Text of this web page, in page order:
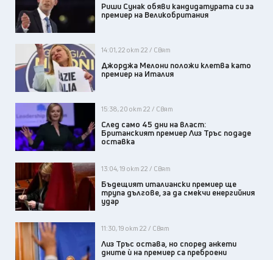
Риши Сунак обяви кандидатурата си за
премиер на Великобритания
14:01, 22 окт 22 / Свят
Джорджа Мелони положи клетва като
премиер на Италия
15:38, 20 окт 22 / Свят
След само 45 дни на власт:
Британският премиер Лиз Тръс подаде
оставка
13:04, 19 окт 22 / Свят
Бъдещият италиански премиер ще
трупа дългове, за да смекчи енергийния
удар
11:30, 19 окт 22 / Свят
Лиз Тръс остава, но според анкети
дните ѝ на премиер са преброени